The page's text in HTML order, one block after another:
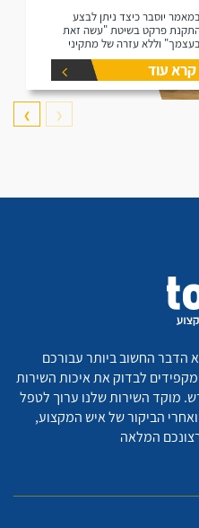
יוסבר כיצד ניתן לבצע
פרקט בשיטת "עשה זאת
וללא עזרה של מתקיני
קרא עוד
❮
❯
הדבר החשוב ביותר עבורכם
לבדוק את איכות השירות
מוקד השירות שלנו ערוך לטפל
הביקור של איש המקצוע,
המלאה